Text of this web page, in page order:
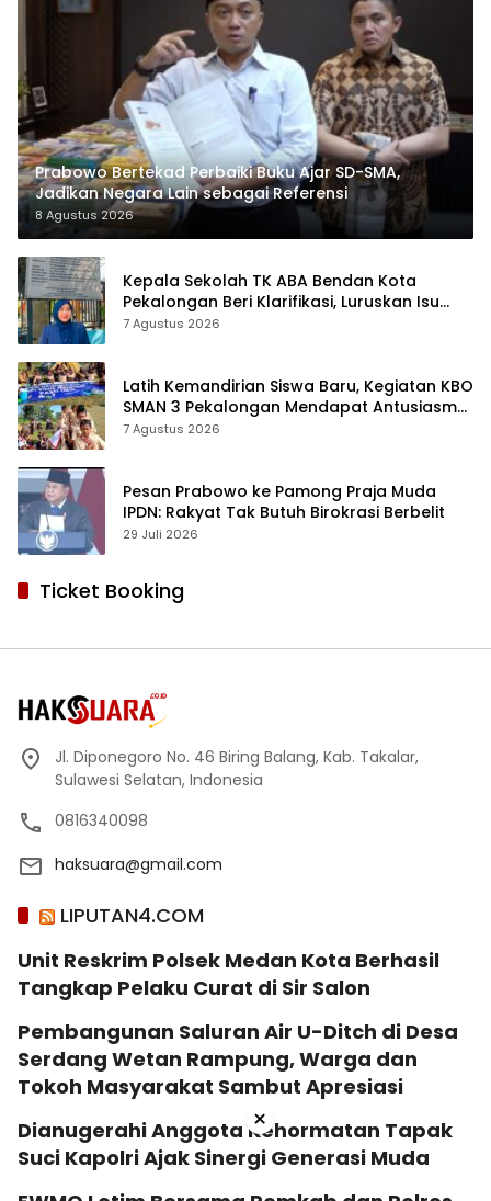
Prabowo Bertekad Perbaiki Buku Ajar SD-SMA,
Jadikan Negara Lain sebagai Referensi
8 Agustus 2026
Kepala Sekolah TK ABA Bendan Kota
Pekalongan Beri Klarifikasi, Luruskan Isu
Proyek Revitalisasi
7 Agustus 2026
Latih Kemandirian Siswa Baru, Kegiatan KBO
SMAN 3 Pekalongan Mendapat Antusiasme
dan Respon Positif Orang Tua Murid
7 Agustus 2026
Pesan Prabowo ke Pamong Praja Muda
IPDN: Rakyat Tak Butuh Birokrasi Berbelit
29 Juli 2026
Ticket Booking
Jl. Diponegoro No. 46 Biring Balang, Kab. Takalar,
Sulawesi Selatan, Indonesia
0816340098
haksuara@gmail.com
LIPUTAN4.COM
Unit Reskrim Polsek Medan Kota Berhasil
Tangkap Pelaku Curat di Sir Salon
Pembangunan Saluran Air U-Ditch di Desa
Serdang Wetan Rampung, Warga dan
Tokoh Masyarakat Sambut Apresiasi
Dianugerahi Anggota Kehormatan Tapak
Suci Kapolri Ajak Sinergi Generasi Muda
×